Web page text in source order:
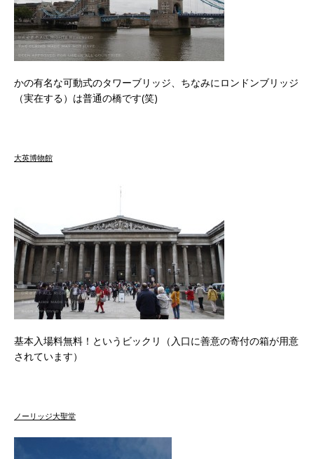
かの有名な可動式のタワーブリッジ、ちなみにロンドンブリッジ
（実在する）は普通の橋です(笑)
大英博物館
基本入場料無料！というビックリ（入口に善意の寄付の箱が用意
されています）
ノーリッジ大聖堂